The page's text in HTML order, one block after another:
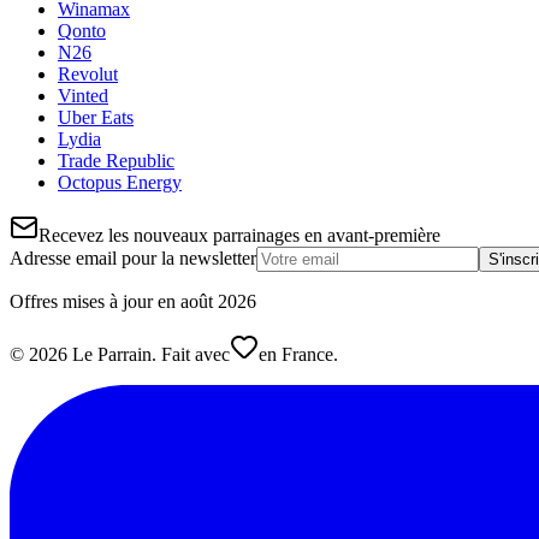
Winamax
Qonto
N26
Revolut
Vinted
Uber Eats
Lydia
Trade Republic
Octopus Energy
Recevez les nouveaux parrainages en avant-première
Adresse email pour la newsletter
Offres mises à jour en août 2026
© 2026 Le Parrain. Fait avec en France.